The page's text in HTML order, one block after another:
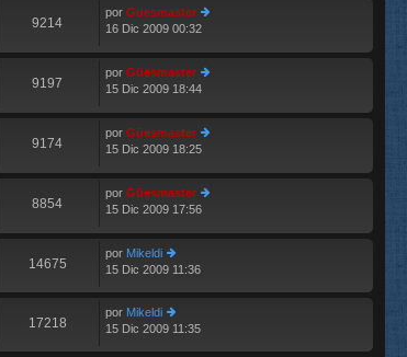
n
s
e
o
m
e
n
s
e
E
9214
por Güesmaster
er
o
m
e
n
s
e
16 Dic 2009 00:32
E
9197
por Güesmaster
er
o
m
e
n
s
e
15 Dic 2009 18:44
E
9174
por Güesmaster
er
o
m
e
s
15 Dic 2009 18:25
E
8854
por Güesmaster
er
m
e
s
15 Dic 2009 17:56
14675
por Mikeldi
er
o
m
e
15 Dic 2009 11:36
17218
por Mikeldi
er
15 Dic 2009 11:35